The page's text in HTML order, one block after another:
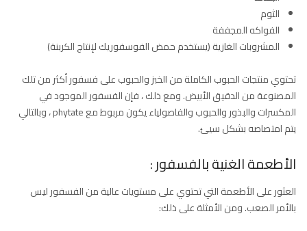
الثوم
الفواكه المجففة
المشروبات الغازية (يستخدم حمض الفوسفوريك لإنتاج الكربنة)
تحتوي منتجات الحبوب الكاملة من الخبز والحبوب على فسفور أكثر من تلك
المصنوعة من الدقيق الأبيض. ومع ذلك ، فإن الفسفور الموجود في
المكسرات والبذور والحبوب والفاصولياء يكون مربوط مع phytate ، وبالتالي
يتم امتصاصه بشكل سيئ.
الأطعمة الغنية بالفسفور :
العثور على الأطعمة التي تحتوي على مستويات عالية من الفسفور ليس
بالأمر الصعب. ومن الأمثلة على ذلك: